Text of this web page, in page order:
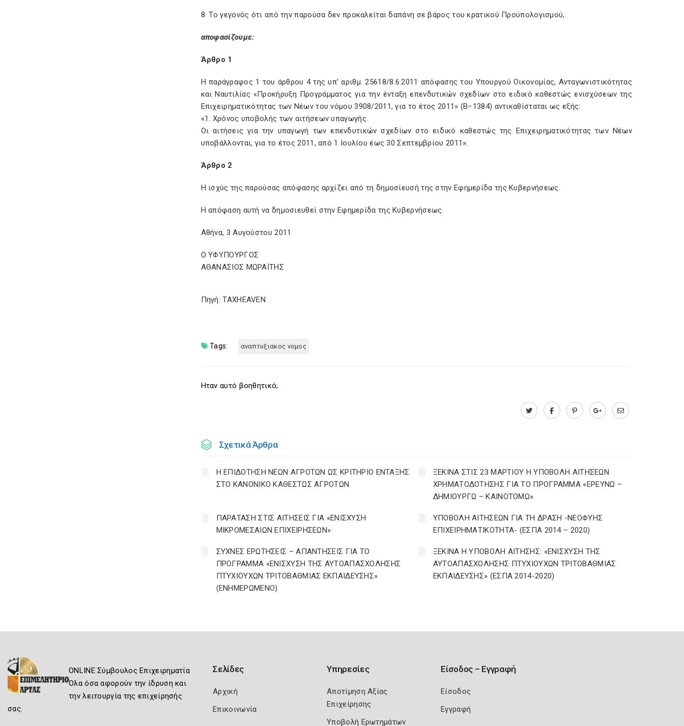
8. Το γεγονός ότι από την παρούσα δεν προκαλείται δαπάνη σε βάρος του κρατικού Προϋπολογισμού,
αποφασίζουμε:
Άρθρο 1
Η παράγραφος 1 του άρθρου 4 της υπ’ αριθμ. 25618/8.6.2011 απόφασης του Υπουργού Οικονομίας, Ανταγωνιστικότητας
και Ναυτιλίας «Προκήρυξη Προγράμματος για την ένταξη επενδυτικών σχεδίων στο ειδικό καθεστώς ενισχύσεων της
Επιχειρηματικότητας των Νέων του νόμου 3908/2011, για το έτος 2011» (Β−1384) αντικαθίσταται ως εξής:
«1. Χρόνος υποβολής των αιτήσεων υπαγωγής.
Οι αιτήσεις για την υπαγωγή των επενδυτικών σχεδίων στο ειδικό καθεστώς της Επιχειρηματικότητας των Νέων
υποβάλλονται, για το έτος 2011, από 1 Ιουλίου έως 30 Σεπτεμβρίου 2011».
Άρθρο 2
Η ισχύς της παρούσας απόφασης αρχίζει από τη δημοσίευσή της στην Εφημερίδα της Κυβερνήσεως.
Η απόφαση αυτή να δημοσιευθεί στην Εφημερίδα της Κυβερνήσεως.
Αθήνα, 3 Αυγούστου 2011
Ο ΥΦΥΠΟΥΡΓΟΣ
ΑΘΑΝΑΣΙΟΣ ΜΩΡΑΪΤΗΣ
Πηγή: TAXHEAVEN
Tags: αναπτυξιακος νομος
Ηταν αυτό βοηθητικό;
Σχετικά Άρθρα
Η ΕΠΙΔΟΤΗΣΗ ΝΕΩΝ ΑΓΡΟΤΩΝ ΩΣ ΚΡΙΤΗΡΙΟ ΕΝΤΑΞΗΣ
ΣΤΟ ΚΑΝΟΝΙΚΟ ΚΑΘΕΣΤΩΣ ΑΓΡΟΤΩΝ
ΞΕΚΙΝΑ ΣΤΙΣ 23 ΜΑΡΤΙΟΥ Η ΥΠΟΒΟΛΗ ΑΙΤΗΣΕΩΝ
ΧΡΗΜΑΤΟΔΟΤΗΣΗΣ ΓΙΑ ΤΟ ΠΡΟΓΡΑΜΜΑ «ΕΡΕΥΝΩ –
ΔΗΜΙΟΥΡΓΩ – ΚΑΙΝΟΤΟΜΩ»
ΠΑΡΑΤΑΣΗ ΣΤΙΣ ΑΙΤΗΣΕΙΣ ΓΙΑ «ΕΝΙΣΧΥΣΗ
ΜΙΚΡΟΜΕΣΑΙΩΝ ΕΠΙΧΕΙΡΗΣΕΩΝ»
ΥΠΟΒΟΛΗ ΑΙΤΗΣΕΩΝ ΓΙΑ ΤΗ ΔΡΑΣΗ -ΝΕΟΦΥΗΣ
ΕΠΙΧΕΙΡΗΜΑΤΙΚΟΤΗΤΑ- (ΕΣΠΑ 2014 – 2020)
ΣΥΧΝΕΣ ΕΡΩΤΗΣΕΙΣ – ΑΠΑΝΤΗΣΕΙΣ ΓΙΑ ΤΟ
ΠΡΟΓΡΑΜΜΑ «ΕΝΙΣΧΥΣΗ ΤΗΣ ΑΥΤΟΑΠΑΣΧΟΛΗΣΗΣ
ΠΤΥΧΙΟΥΧΩΝ ΤΡΙΤΟΒΑΘΜΙΑΣ ΕΚΠΑΙΔΕΥΣΗΣ»
(ΕΝΗΜΕΡΩΜΕΝΟ)
ΞΕΚΙΝΑ Η ΥΠΟΒΟΛΗ ΑΙΤΗΣΗΣ: «ΕΝΙΣΧΥΣΗ ΤΗΣ
ΑΥΤΟΑΠΑΣΧΟΛΗΣΗΣ ΠΤΥΧΙΟΥΧΩΝ ΤΡΙΤΟΒΑΘΜΙΑΣ
ΕΚΠΑΙΔΕΥΣΗΣ» (ΕΣΠΑ 2014-2020)
ONLINE Σύμβουλος Επιχειρηματία
Όλα όσα αφορούν την ίδρυση και
την λειτουργία της επιχείρησής
σας.
Σελίδες
Αρχική
Επικοινωνία
Υπηρεσίες
Αποτίμηση Αξίας
Επιχείρησης
Υποβολή Ερωτημάτων
Είσοδος – Εγγραφή
Είσοδος
Εγγραφή